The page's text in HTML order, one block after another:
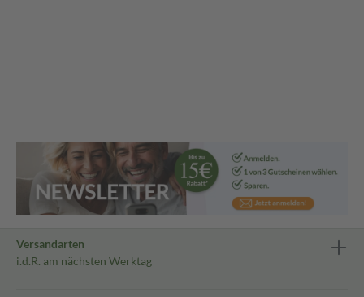
Versandarten
i.d.R. am nächsten Werktag